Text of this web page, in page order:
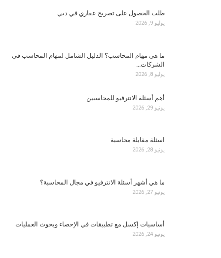
طلب الحصول على تصريح عقاري في دبي
يوليو 9, 2026
ما هي مهام المحاسب؟ الدليل الشامل لمهام المحاسب في
الشركات…
يوليو 8, 2026
أهم أسئلة الانترفيو للمحاسبين
يونيو 29, 2026
اسئلة مقابلة محاسبة
يونيو 28, 2026
ما هي أشهر أسئلة الانترفيو في مجال المحاسبة؟
يونيو 27, 2026
أساسيات إكسل مع تطبيقات في الإحصاء وبحوث العمليات
يونيو 24, 2026